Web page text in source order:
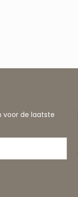
voor de laatste